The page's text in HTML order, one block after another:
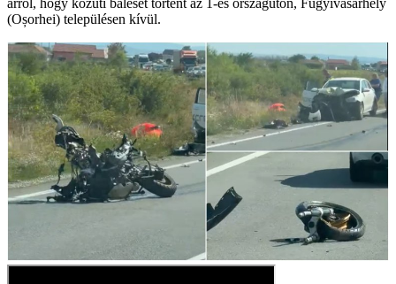
(Oșorhei) településen kívül.